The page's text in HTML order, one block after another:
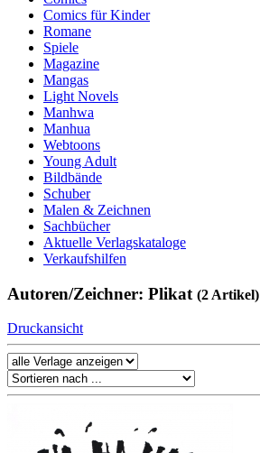
Comics für Kinder
Romane
Spiele
Magazine
Mangas
Light Novels
Manhwa
Manhua
Webtoons
Young Adult
Bildbände
Schuber
Malen & Zeichnen
Sachbücher
Aktuelle Verlagskataloge
Verkaufshilfen
Autoren/Zeichner: Plikat (2 Artikel)
Druckansicht